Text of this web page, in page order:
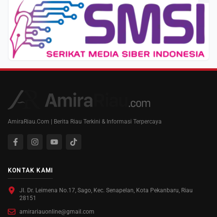
AmiraRiau.Com | Berita Riau Terkini & Informasi Terpercaya
KONTAK KAMI
Jl. Dr. Leimena No.17, Sago, Kec. Senapelan, Kota Pekanbaru, Riau
28151
amirariauonline@gmail.com